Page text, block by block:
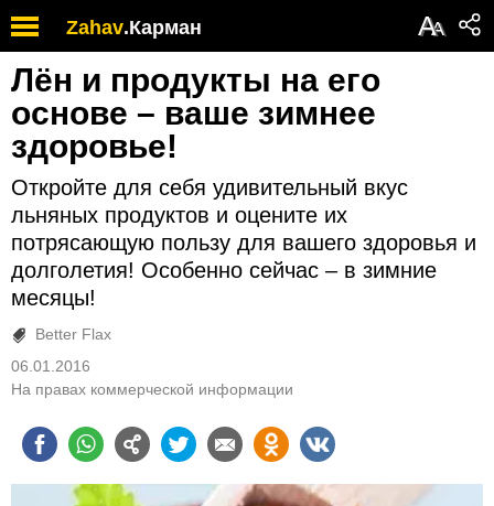
Zahav.Карман АА
Лён и продукты на его
основе – ваше зимнее
здоровье!
Откройте для себя удивительный вкус
льняных продуктов и оцените их
потрясающую пользу для вашего здоровья и
долголетия! Особенно сейчас – в зимние
месяцы!
Better Flax
06.01.2016
На правах коммерческой информации